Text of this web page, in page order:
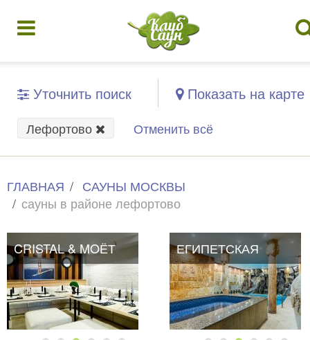
Уточнить поиск Показать на карте
Лефортово Отменить всё
ГЛАВНАЯ
САУНЫ МОСКВЫ
сауны в районе лефортово
CRISTAL & MOЁТ ЕГИПЕТСКАЯ